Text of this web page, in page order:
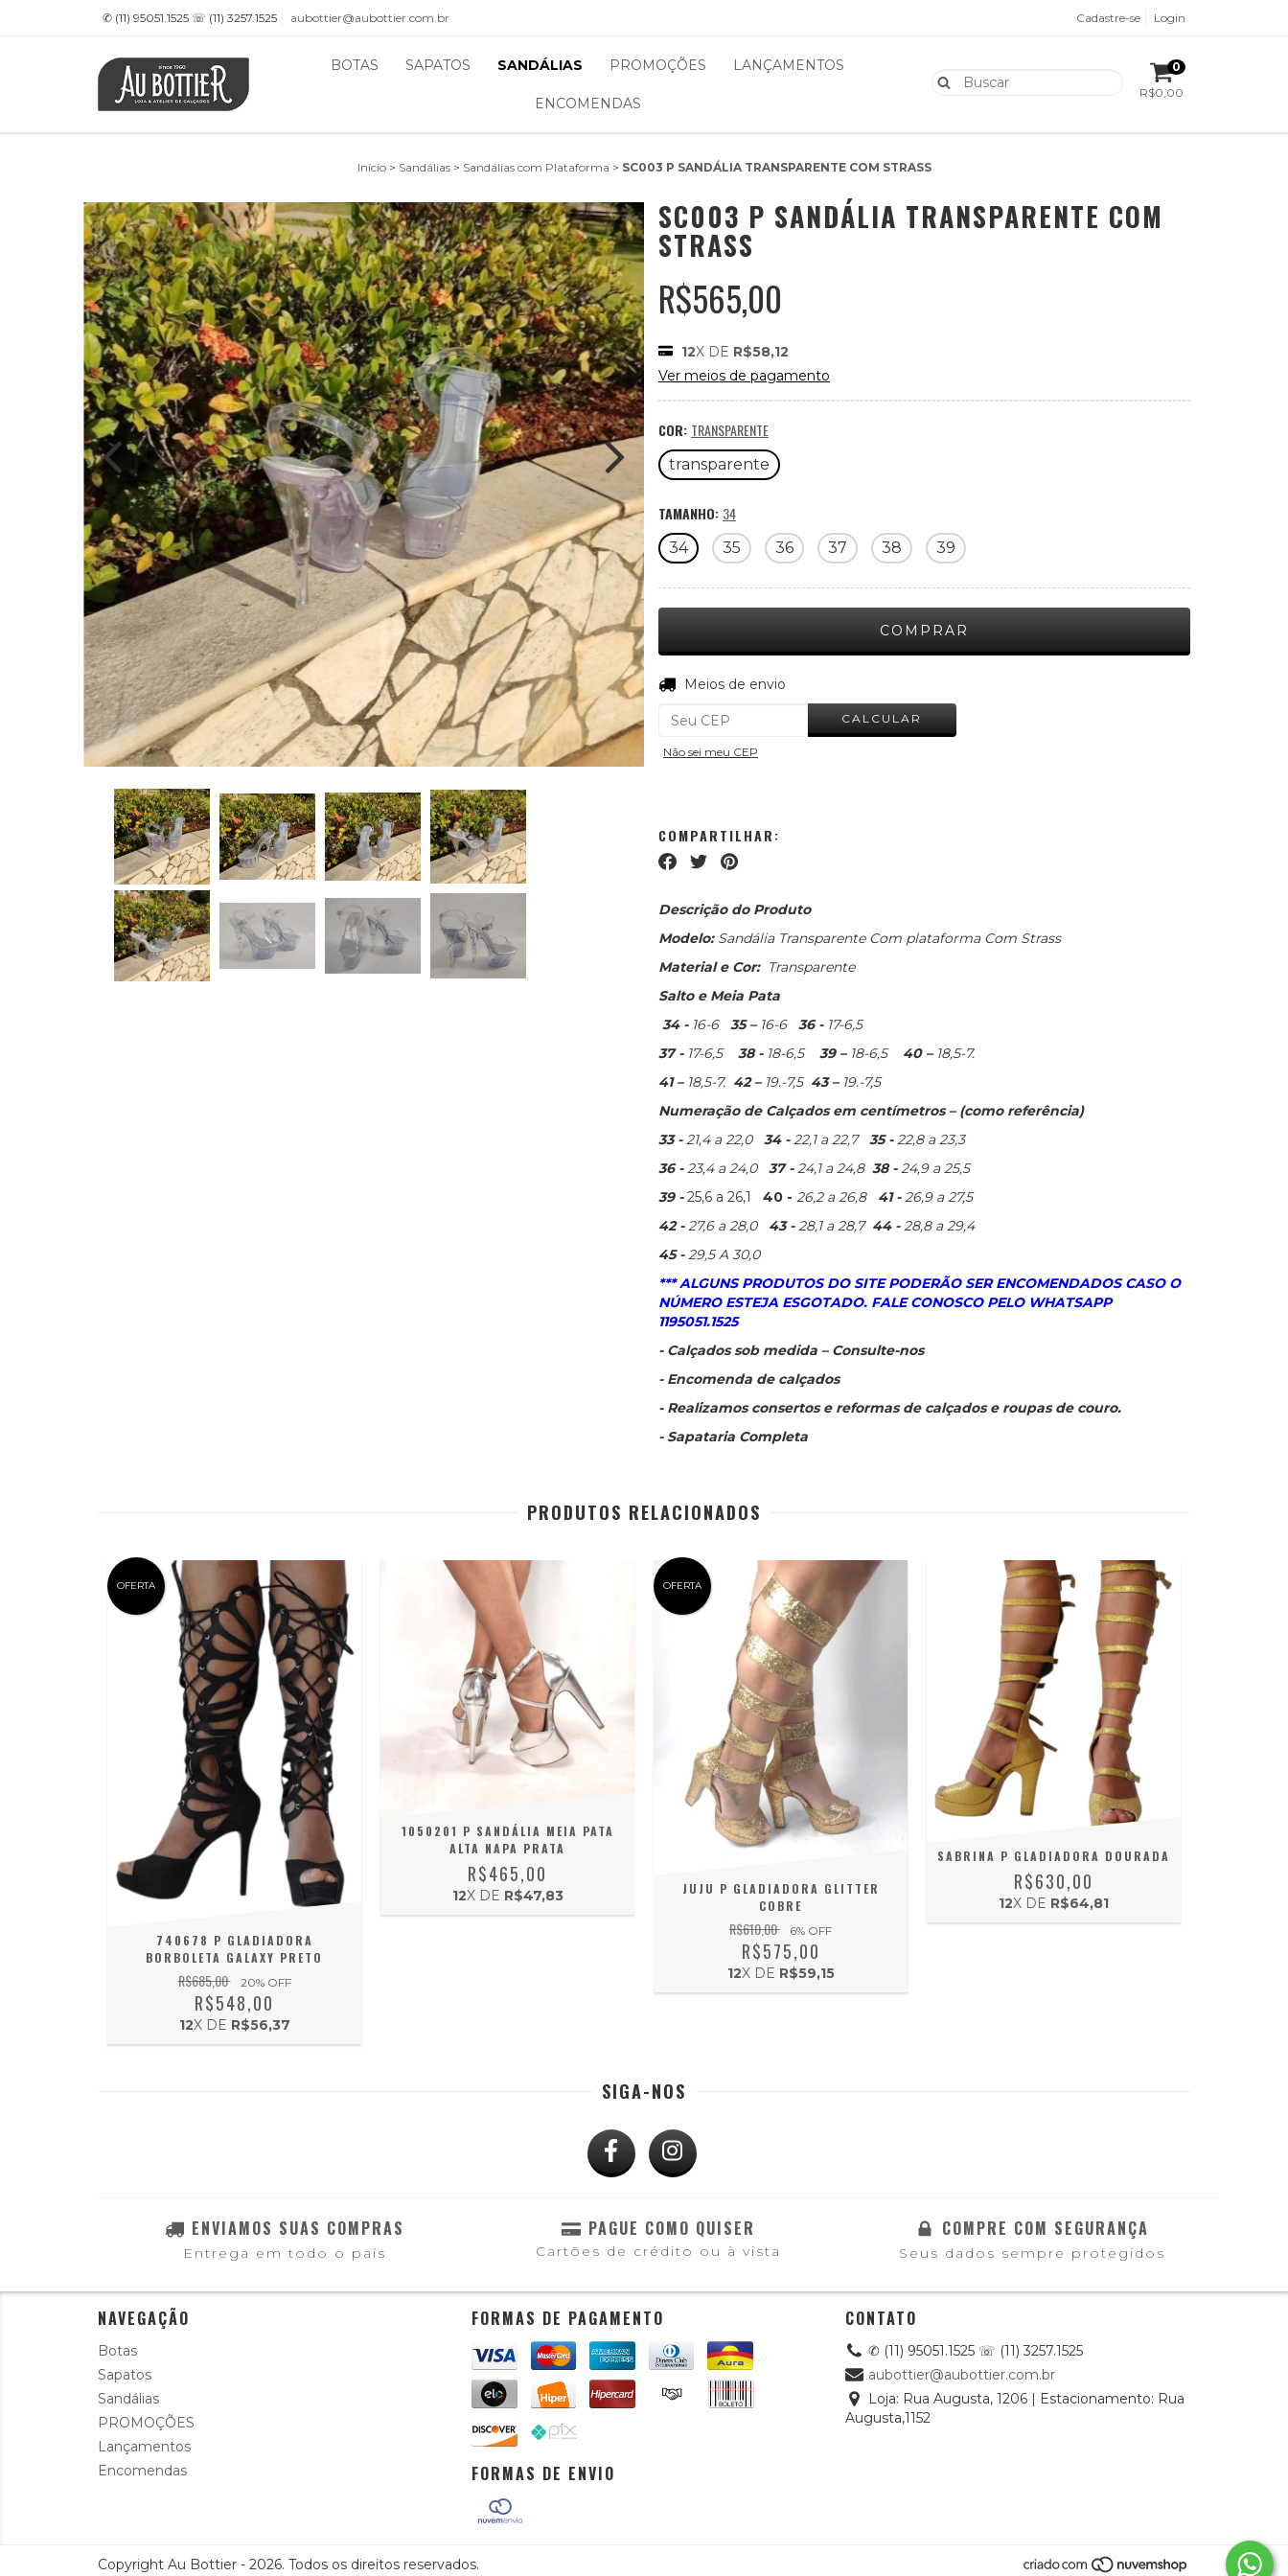
✆ (11) 95051.1525 ☏ (11) 3257.1525 aubottier@aubottier.com.br Cadastre-se Login
BOTAS SAPATOS SANDÁLIAS PROMOÇÕES LANÇAMENTOS
ENCOMENDAS
0
R$0,00
Início > Sandálias > Sandálias com Plataforma > SC003 P SANDÁLIA TRANSPARENTE COM STRASS
SC003 P SANDÁLIA TRANSPARENTE COM
STRASS
R$565,00
12X DE R$58,12
Ver meios de pagamento
COR: TRANSPARENTE
transparente
TAMANHO: 34
34 35 36 37 38 39
Entregas para o CEP:
Meios de envio
CALCULAR
Não sei meu CEP
COMPARTILHAR:
Descrição do Produto
Modelo: Sandália Transparente Com plataforma Com Strass
Material e Cor: Transparente
Salto e Meia Pata
34 - 16-6 35 – 16-6 36 - 17-6,5
37 - 17-6,5 38 - 18-6,5 39 – 18-6,5 40 – 18,5-7.
41 – 18,5-7. 42 – 19.-7,5 43 – 19.-7,5
Numeração de Calçados em centímetros – (como referência)
33 -21,4 a 22,0 34 -22,1 a 22,7 35 -22,8 a 23,3
36 -23,4 a 24,037 -24,1 a 24,8 38 -24,9 a 25,5
39 -25,6 a 26,1 40 - 26,2 a 26,8 41 -26,9 a 27,5
42 -27,6 a 28,0 43 -28,1 a 28,7 44 -28,8 a 29,4
45 -29,5 A 30,0
*** ALGUNS PRODUTOS DO SITE PODERÃO SER ENCOMENDADOS CASO O
NÚMERO ESTEJA ESGOTADO. FALE CONOSCO PELO WHATSAPP
1195051.1525
- Calçados sob medida – Consulte-nos
- Encomenda de calçados
- Realizamos consertos e reformas de calçados e roupas de couro.
- Sapataria Completa
PRODUTOS RELACIONADOS
OFERTA
740678 P GLADIADORA
BORBOLETA GALAXY PRETO
R$685,00 20% OFF
R$548,00
12X DE R$56,37
1050201 P SANDÁLIA MEIA PATA
ALTA NAPA PRATA
R$465,00
12X DE R$47,83
OFERTA
JUJU P GLADIADORA GLITTER
COBRE
R$610,00 6% OFF
R$575,00
12X DE R$59,15
SABRINA P GLADIADORA DOURADA
R$630,00
12X DE R$64,81
SIGA-NOS
ENVIAMOS SUAS COMPRAS
Entrega em todo o país
PAGUE COMO QUISER
Cartões de crédito ou à vista
COMPRE COM SEGURANÇA
Seus dados sempre protegidos
NAVEGAÇÃO
Botas
Sapatos
Sandálias
PROMOÇÕES
Lançamentos
Encomendas
FORMAS DE PAGAMENTO
FORMAS DE ENVIO
CONTATO
✆ (11) 95051.1525 ☏ (11) 3257.1525
aubottier@aubottier.com.br
Loja: Rua Augusta, 1206 | Estacionamento: Rua
Augusta,1152
Copyright Au Bottier - 2026. Todos os direitos reservados.